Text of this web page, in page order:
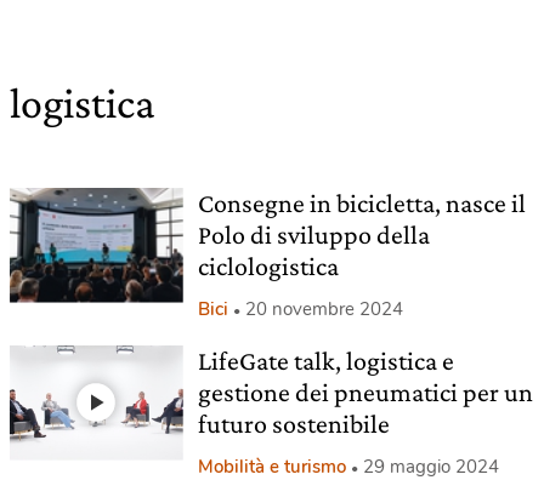
logistica
Consegne in bicicletta, nasce il
Polo di sviluppo della
ciclologistica
Bici 20 novembre 2024
LifeGate talk, logistica e
gestione dei pneumatici per un
futuro sostenibile
Mobilità e turismo 29 maggio 2024